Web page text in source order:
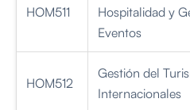
HOM511
Hospitalidad y
Eventos
HOM512
Gestión del
Internacionales